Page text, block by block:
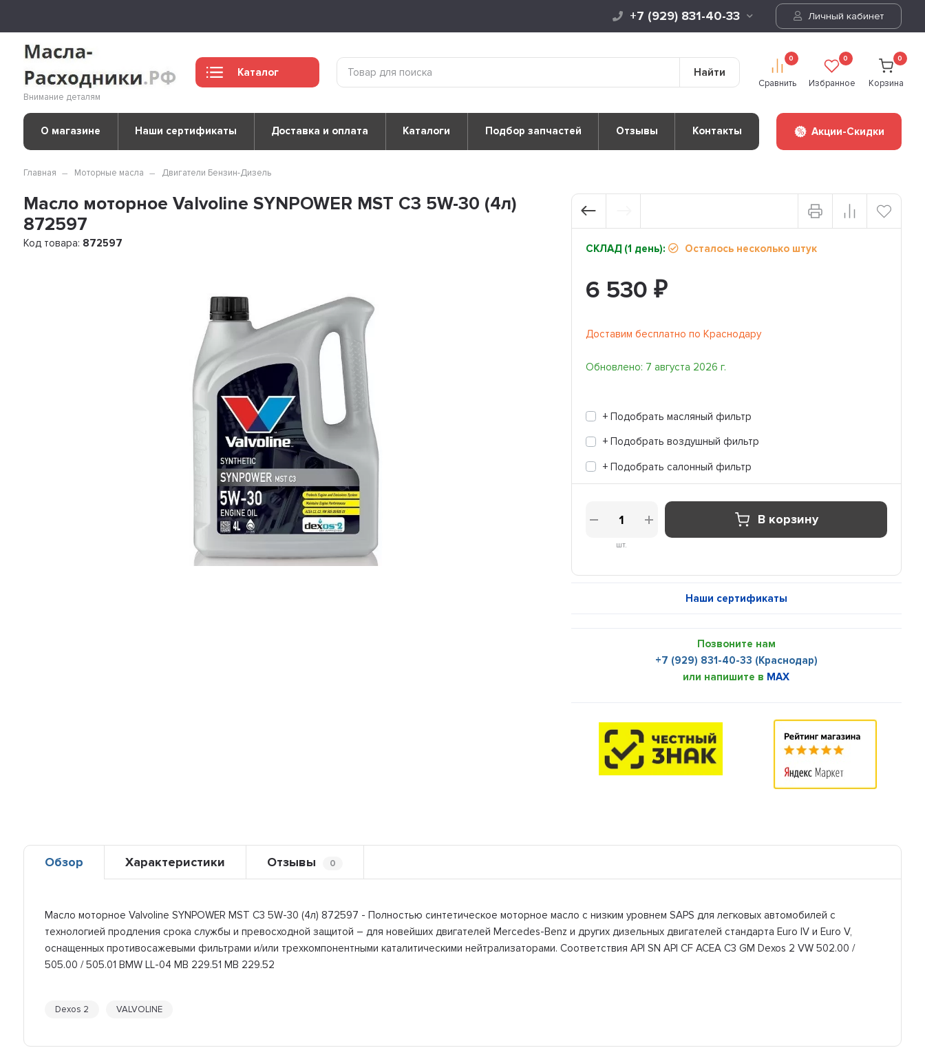
+7 (929) 831-40-33 Личный кабинет
Внимание деталям
Каталог Найти
0
Сравнить
0
Избранное
0
Корзина
О магазине Наши сертификаты Доставка и оплата Каталоги Подбор запчастей Отзывы Контакты Акции-Скидки
Главная Моторные масла Двигатели Бензин-Дизель
Масло моторное Valvoline SYNPOWER MST C3 5W-30 (4л)
872597
Код товара: 872597 СКЛАД (1 день): Осталось несколько штук
6 530 ₽
Доставим бесплатно по Краснодару
Обновлено: 7 августа 2026 г.
+ Подобрать масляный фильтр
+ Подобрать воздушный фильтр
+ Подобрать салонный фильтр
шт.
В корзину
Наши сертификаты
Позвоните нам
+7 (929) 831-40-33 (Краснодар)
или напишите в MAX
Обзор Характеристики Отзывы 0
Масло моторное Valvoline SYNPOWER MST C3 5W-30 (4л) 872597 - Полностью синтетическое моторное масло с низким уровнем SAPS для легковых автомобилей с
технологией продления срока службы и превосходной защитой – для новейших двигателей Mercedes-Benz и других дизельных двигателей стандарта Euro IV и Euro V,
оснащенных противосажевыми фильтрами и/или трехкомпонентными каталитическими нейтрализаторами. Соответствия API SN API CF ACEA C3 GM Dexos 2 VW 502.00 /
505.00 / 505.01 BMW LL-04 MB 229.51 MB 229.52
Dexos 2 VALVOLINE